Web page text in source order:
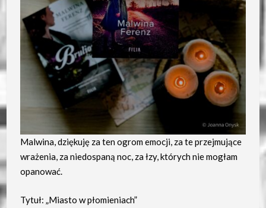
Malwina, dziękuję za ten ogrom emocji, za te przejmujące
wrażenia, za niedospaną noc, za łzy, których nie mogłam
opanować.
Tytuł: „Miasto w płomieniach”